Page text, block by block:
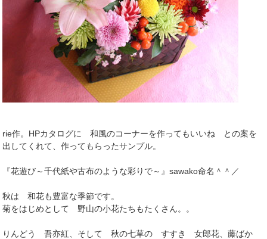
rie作。HPカタログに 和風のコーナーを作ってもいいね との案を
出してくれて、作ってもらったサンプル。
『花遊び～千代紙や古布のような彩りで～』sawako命名＾＾／
秋は 和花も豊富な季節です。
菊をはじめとして 野山の小花たちもたくさん。。
りんどう 吾亦紅、そして 秋の七草の すすき 女郎花、藤ばか